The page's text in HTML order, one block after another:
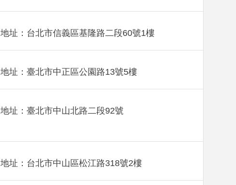
地址：台北市信義區基隆路二段60號1樓
地址：臺北市中正區公園路13號5樓
地址：臺北市中山北路二段92號
地址：台北市中山區松江路318號2樓